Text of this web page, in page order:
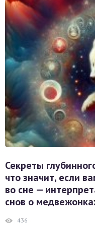
Секреты
что значит, если
во сне —
снов о
436